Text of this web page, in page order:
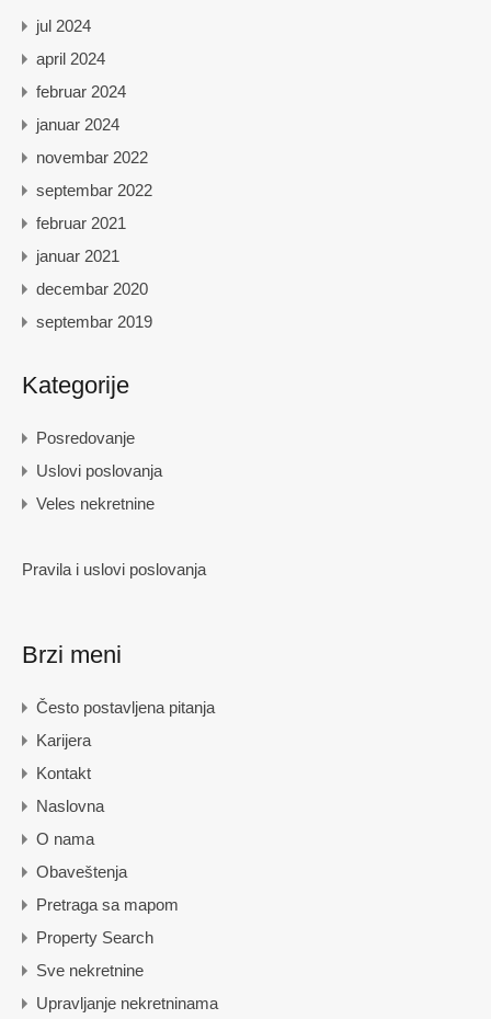
jul 2024
april 2024
februar 2024
januar 2024
novembar 2022
septembar 2022
februar 2021
januar 2021
decembar 2020
septembar 2019
Kategorije
Posredovanje
Uslovi poslovanja
Veles nekretnine
Pravila i uslovi poslovanja
Brzi meni
Često postavljena pitanja
Karijera
Kontakt
Naslovna
O nama
Obaveštenja
Pretraga sa mapom
Property Search
Sve nekretnine
Upravljanje nekretninama